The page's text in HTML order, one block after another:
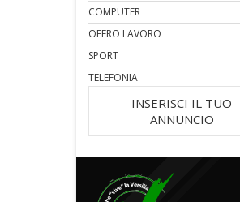
COMPUTER
OFFRO LAVORO
SPORT
TELEFONIA
INSERISCI IL TUO
ANNUNCIO